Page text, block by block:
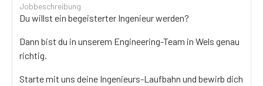
Jobbeschreibung
Du willst ein begeisterter Ingenieur werden?
Dann bist du in unserem Engineering-Team in Wels genau
richtig.
Starte mit uns deine Ingenieurs-Laufbahn und bewirb dich